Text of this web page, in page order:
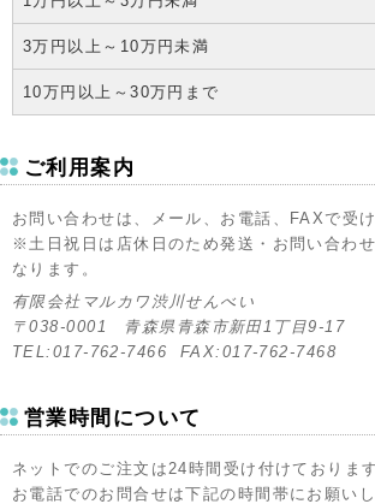
3万円以上～10万円未満
10万円以上～30万円まで
ご利用案内
お問い合わせは、メール、お電話、FAXで受
※土日祝日は店休日のため発送・お問い合わ
なります。
有限会社マルカワ渋川せんべい
〒038-0001 青森県青森市新田1丁目9-17
TEL:017-762-7466 FAX:017-762-7468
営業時間について
ネットでのご注文は24時間受け付けております
お電話でのお問合せは下記の時間帯にお願いし